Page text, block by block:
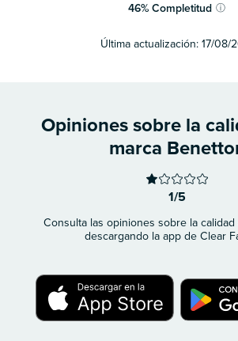
46% Completitud ⓘ
Última actualización: 17/08/
Opiniones sobre la
marca
1/5
Consulta las opiniones sobre la
descargando la app de Clear